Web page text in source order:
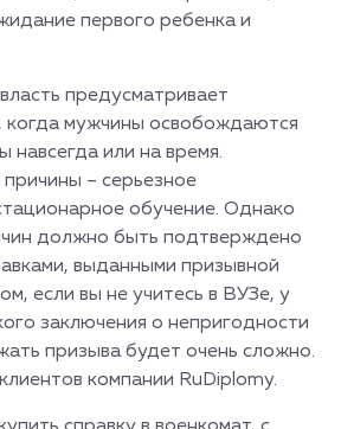
первого ребенка и
предусматривает
когда мужчины освобождаются
навсегда или на время.
– серьезное
обучение. Однако
должно быть подтверждено
выданными призывной
если вы не учитесь в ВУЗе, у
заключения о непригодности
призыва будет очень сложно.
компании RuDiplomy.